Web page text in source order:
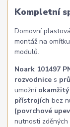
Kompletní
Domovní
montáž na
modulů.
Noark 101497
rozvodnice s
umožní
přístrojích bez
(povrchové
nutnosti zděných